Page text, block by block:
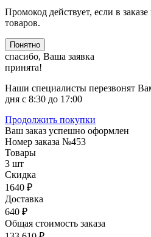
Промокод действует, если в
товаров.
Понятно
спасибо, Ваша заявка
принята!
Наши специалисты перезвонят
дня с 8:30 до 17:00
Продолжить покупки
Ваш заказ успешно оформлен
Номер заказа №453
Товары
3 шт
Скидка
1640 ₽
Доставка
640 ₽
Общая стоимость заказа